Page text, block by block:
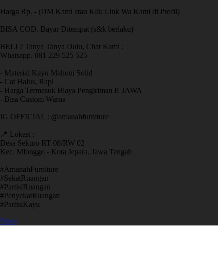
Harga Rp. - (DM Kami atau Klik Link Wa Kami di Profil)
BISA COD, Bayar Ditempat (s&k berlaku)
BELI ? Tanya Tanya Dulu, Chat Kami :
Whatsapp. 081 229 525 525
- Material Kayu Mahoni Solid
- Cat Halus, Rapi
- Harga Termasuk Biaya Pengiriman P. JAWA
- Bisa Custom Warna
IG OFFICIAL : @amanahfurniture
📍 Lokasi :
Desa Sekuro RT 08/RW 02
Kec. Mlonggo - Kota Jepara, Jawa Tengah
​#AmanahFurniture
​#SekatRuangan
​#PartisiRuangan
​#PenyekatRuangan
​#PartisiKayu
Open